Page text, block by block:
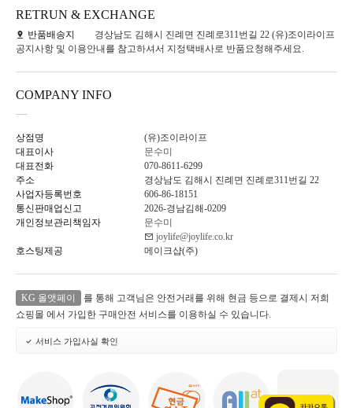
RETRUN & EXCHANGE
반품배송지
경상남도 김해시 진례면 진례로311번길 22 (유)조이라이프
공지사항 및 이용안내를 참고하셔서 지정택배사로 반품요청해주세요.
COMPANY INFO
상점명
(유)조이라이프
대표이사
문수미
대표전화
070-8611-6299
주소
경상남도 김해시 진례면 진례로311번길 22
사업자등록번호
606-86-18151
통신판매업신고
2026-경남김해-0209
개인정보관리책임자
문수미
joylife@joylife.co.kr
호스팅제공
메이크샵(주)
KG 올앳페이
를 통해 고객님은 안전거래를 위해 현금 등으로 결제시 저희
쇼핑몰 에서 가입한 구매안전 서비스를 이용하실 수 있습니다.
서비스 가입사실 확인